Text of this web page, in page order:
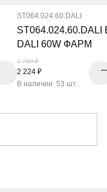
ST064.024.60.DALI
ST064.024.60.DALI
DALI 60W ФАРМ
2 780 ₽
2 224 ₽
В наличии: 53 шт.